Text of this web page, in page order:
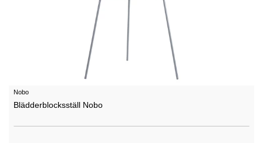
Nobo
Blädderblocksställ Nobo